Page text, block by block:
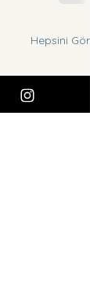
Hepsini Gör